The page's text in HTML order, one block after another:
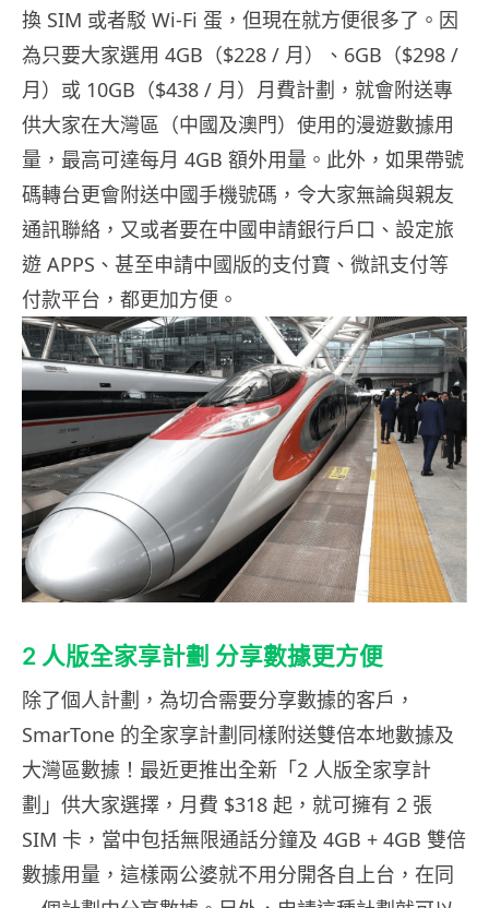
換 SIM 或者駁 Wi-Fi 蛋，但現在就方便很多了。因
為只要大家選用 4GB（$228 / 月）、6GB（$298 /
月）或 10GB（$438 / 月）月費計劃，就會附送專
供大家在大灣區（中國及澳門）使用的漫遊數據用
量，最高可達每月 4GB 額外用量。此外，如果帶號
碼轉台更會附送中國手機號碼，令大家無論與親友
通訊聯絡，又或者要在中國申請銀行戶口、設定旅
遊 APPS、甚至申請中國版的支付寶、微訊支付等
付款平台，都更加方便。
2 人版全家享計劃 分享數據更方便
除了個人計劃，為切合需要分享數據的客戶，
SmarTone 的全家享計劃同樣附送雙倍本地數據及
大灣區數據！最近更推出全新「2 人版全家享計
劃」供大家選擇，月費 $318 起，就可擁有 2 張
SIM 卡，當中包括無限通話分鐘及 4GB + 4GB 雙倍
數據用量，這樣兩公婆就不用分開各自上台，在同